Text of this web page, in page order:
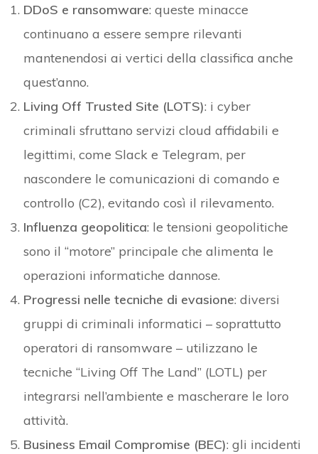
DDoS e ransomware: queste minacce
continuano a essere sempre rilevanti
mantenendosi ai vertici della classifica anche
quest’anno.
Living Off Trusted Site (LOTS): i cyber
criminali sfruttano servizi cloud affidabili e
legittimi, come Slack e Telegram, per
nascondere le comunicazioni di comando e
controllo (C2), evitando così il rilevamento.
Influenza geopolitica: le tensioni geopolitiche
sono il “motore” principale che alimenta le
operazioni informatiche dannose.
Progressi nelle tecniche di evasione: diversi
gruppi di criminali informatici – soprattutto
operatori di ransomware – utilizzano le
tecniche “Living Off The Land” (LOTL) per
integrarsi nell’ambiente e mascherare le loro
attività.
Business Email Compromise (BEC): gli incidenti